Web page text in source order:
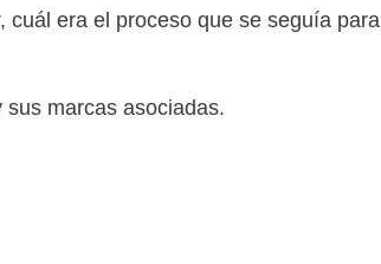
era el proceso que se seguía para
marcas asociadas.